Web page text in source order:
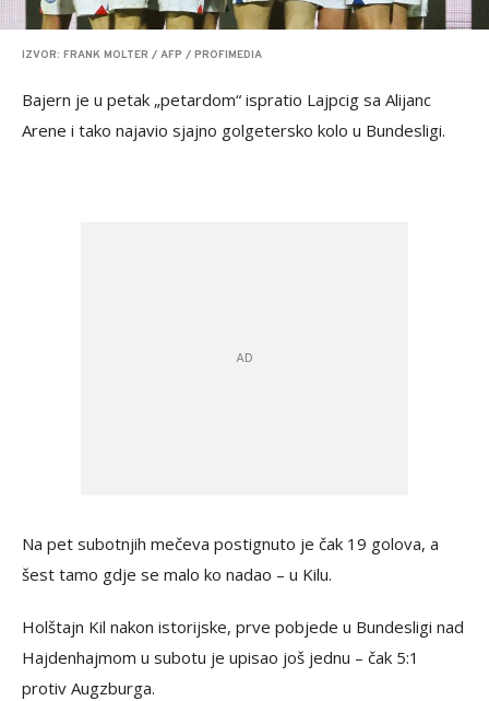
IZVOR: FRANK MOLTER / AFP / PROFIMEDIA
Bajern je u petak „petardom“ ispratio Lajpcig sa Alijanc
Arene i tako najavio sjajno golgetersko kolo u Bundesligi.
Na pet subotnjih mečeva postignuto je čak 19 golova, a
šest tamo gdje se malo ko nadao – u Kilu.
Holštajn Kil nakon istorijske, prve pobjede u Bundesligi nad
Hajdenhajmom u subotu je upisao još jednu – čak 5:1
protiv Augzburga.